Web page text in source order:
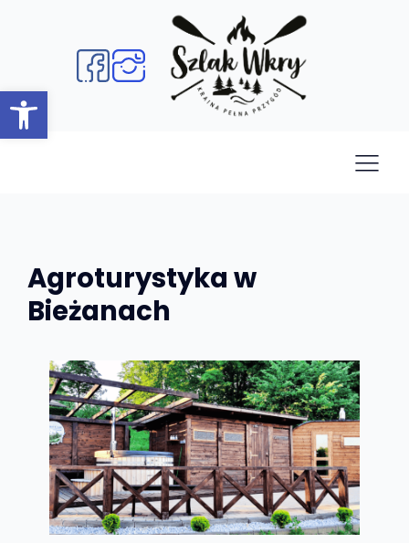
Open toolbar
Agroturystyka w
Bieżanach